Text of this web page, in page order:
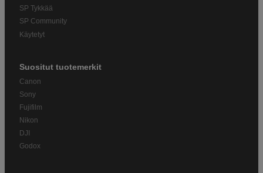
SP Tykkää
SP Community
Käytetyt
Suositut tuotemerkit
Canon
Sony
Fujifilm
Nikon
DJI
Godox